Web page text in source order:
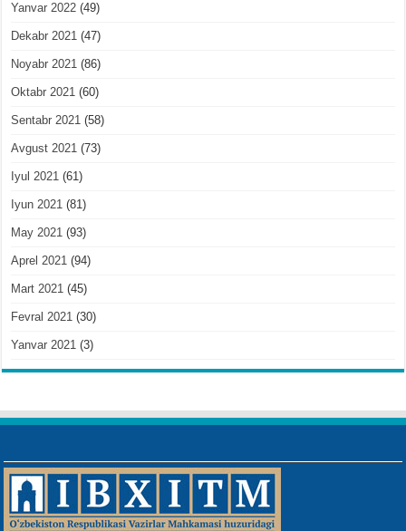
Yanvar 2022 (49)
Dekabr 2021 (47)
Noyabr 2021 (86)
Oktabr 2021 (60)
Sentabr 2021 (58)
Avgust 2021 (73)
Iyul 2021 (61)
Iyun 2021 (81)
May 2021 (93)
Aprel 2021 (94)
Mart 2021 (45)
Fevral 2021 (30)
Yanvar 2021 (3)